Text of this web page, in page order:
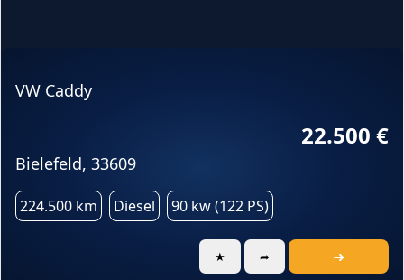
VW Caddy
22.500 €
Bielefeld, 33609
224.500 km Diesel 90 kw (122 PS)
★ ➦ ➜